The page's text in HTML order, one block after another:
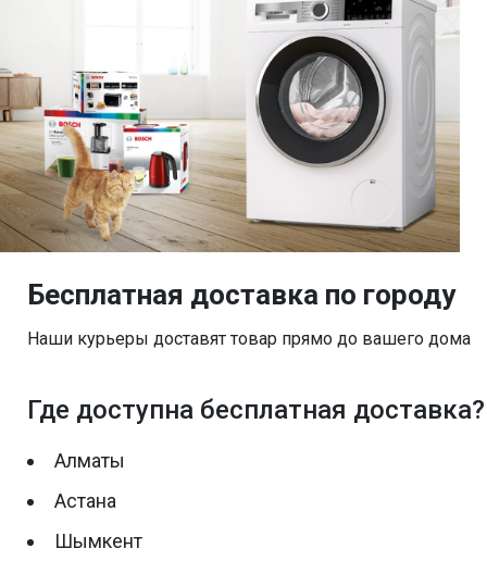
Бесплатная доставка по городу
Наши курьеры доставят товар прямо до вашего дома
Где доступна бесплатная доставка?
Алматы
Астана
Шымкент